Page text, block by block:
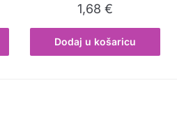
1,68€
Dodaj u košaricu